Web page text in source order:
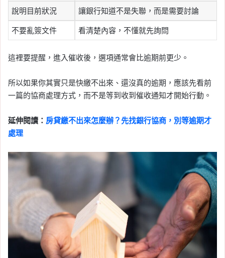
說明目前狀況 讓銀行知道不是失聯，而是需要討論
不要亂簽文件 看清楚內容，不懂就先詢問
這裡要提醒，進入催收後，選項通常會比逾期前更少。
所以如果你其實只是快繳不出來、還沒真的逾期，應該先看前
一篇的協商處理方式，而不是等到收到催收通知才開始行動。
延伸閱讀： 房貸繳不出來怎麼辦？先找銀行協商，別等逾期才
處理